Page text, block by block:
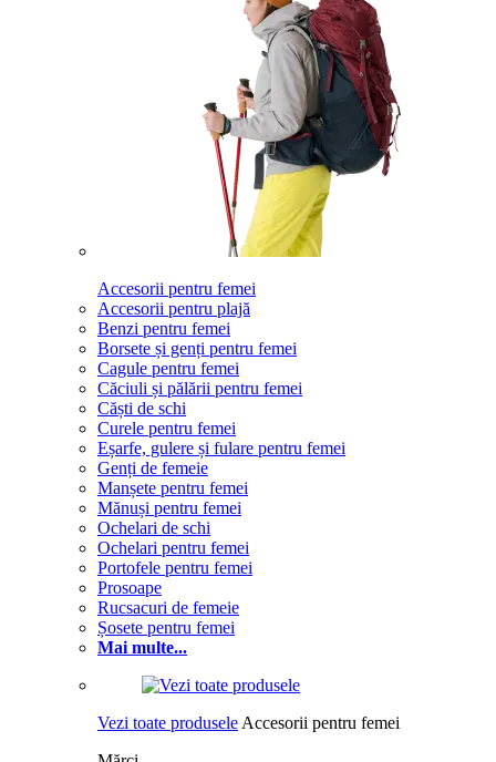
Accesorii pentru femei
Accesorii pentru plajă
Benzi pentru femei
Borsete și genți pentru femei
Cagule pentru femei
Căciuli și pălării pentru femei
Căști de schi
Curele pentru femei
Eșarfe, gulere și fulare pentru femei
Genți de femeie
Manșete pentru femei
Mănuși pentru femei
Ochelari de schi
Ochelari pentru femei
Portofele pentru femei
Prosoape
Rucsacuri de femeie
Șosete pentru femei
Mai multe...
Vezi toate produsele Accesorii pentru femei